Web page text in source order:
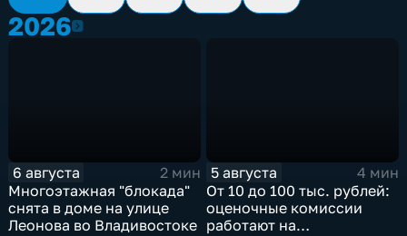
20262026
6 августа
2 мин
Многоэтажная "блокада"
снята в доме на улице
Леонова во Владивостоке
5 августа
4 мин
От 10 до 100 тыс. рублей:
оценочные комиссии
работают на